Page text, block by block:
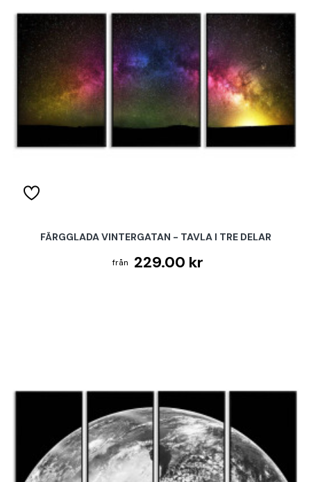
FÄRGGLADA VINTERGATAN - TAVLA I TRE DELAR
229.00 kr